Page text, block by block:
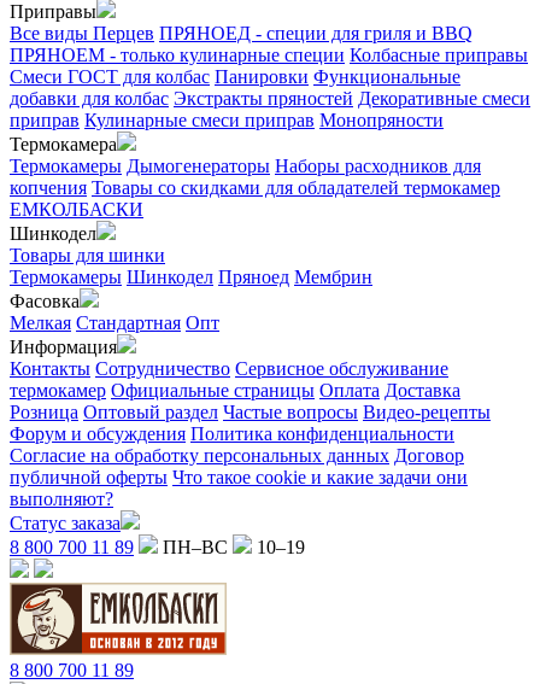
Приправы
Все виды Перцев ПРЯНОЕД - специи для гриля и BBQ
ПРЯНОЕМ - только кулинарные специи Колбасные приправы
Смеси ГОСТ для колбас Панировки Функциональные
добавки для колбас Экстракты пряностей Декоративные смеси
приправ Кулинарные смеси приправ Монопряности
Термокамера
Термокамеры Дымогенераторы Наборы расходников для
копчения Товары со скидками для обладателей термокамер
ЕМКОЛБАСКИ
Шинкодел
Товары для шинки
Термокамеры Шинкодел Пряноед Мембрин
Фасовка
Мелкая Стандартная Опт
Информация
Контакты Сотрудничество Сервисное обслуживание
термокамер Официальные страницы Оплата Доставка
Розница Оптовый раздел Частые вопросы Видео-рецепты
Форум и обсуждения Политика конфиденциальности
Согласие на обработку персональных данных Договор
публичной оферты Что такое cookie и какие задачи они
выполняют?
Статус заказа
8 800 700 11 89
ПН–ВС 10–19
8 800 700 11 89